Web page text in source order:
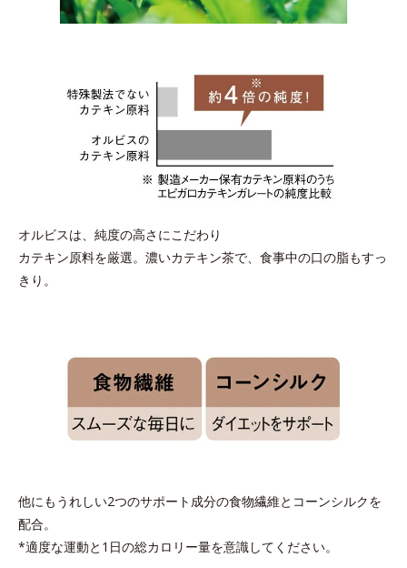
オルビスは、純度の高さにこだわり
カテキン原料を厳選。濃いカテキン茶で、食事中の口の脂もすっ
きり。
他にもうれしい2つのサポート成分の食物繊維とコーンシルクを
配合。
*適度な運動と1日の総カロリー量を意識してください。